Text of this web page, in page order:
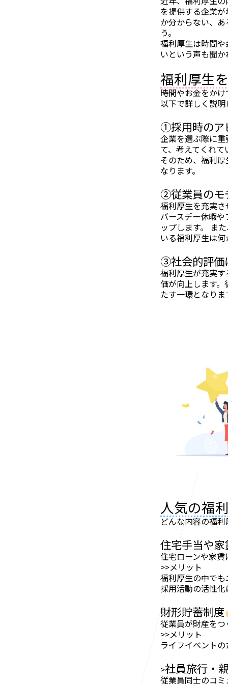
を提供する企業
か分からない、
う。
福利厚生は時間
いという声も聞
福利厚生
時間やお金をか
以下で詳しく説
①採用時のア
企業を選ぶ際に
て、考えてくれ
そのため、福利
なります。
②従業員のモ
福利厚生を充実
バースデー休暇
ップします。 ま
いる福利厚生は
➂社会的評価
福利厚生が充実
価が向上します
たす一環となり
人気の福
どんな内容の福
住宅手当や家
住宅ローンや家
>>メリット
福利厚生の中で
採用活動の活性
財形貯蓄制度
従業員が財産を
>>メリット
ライフイベント
>社員旅行・
従業員同士のコ